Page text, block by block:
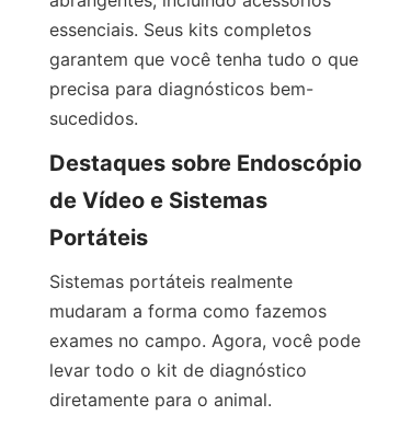
essenciais. Seus kits completos
garantem que você tenha tudo o que
precisa para diagnósticos bem-
sucedidos.
Destaques sobre Endoscópio
de Vídeo e Sistemas
Portáteis
Sistemas portáteis realmente
mudaram a forma como fazemos
exames no campo. Agora, você pode
levar todo o kit de diagnóstico
diretamente para o animal.